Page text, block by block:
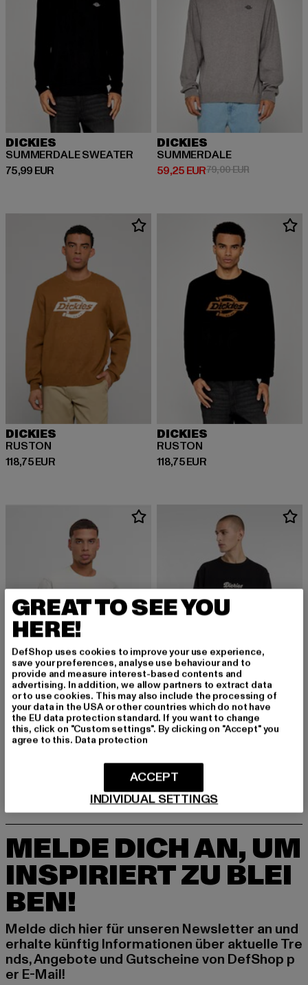
DICKIES
SUMMERDALE SWEATER
75,99 EUR
Derzeitiger Preis: 75,99 EUR
DICKIES
SUMMERDALE
59,25 EUR
Derzeitiger Preis: 59,25 EUR
79,00 EURAktionspreis:
DICKIES
RUSTON
118,75 EUR
Derzeitiger Preis: 118,75 EUR
DICKIES
RUSTON
118,75 EUR
Derzeitiger Preis: 118,75 EUR
DICKIES
Aitkin
DICKIES
Lewistown
95,99 EUR
Derzeitiger Preis: 95,99 EUR
MELDE DICH AN, UM
INSPIRIERT ZU BLEI
BEN!
Melde dich hier für unseren Newsletter an und
erhalte künftig Informationen über aktuelle Tre
nds, Angebote und Gutscheine von DefShop p
er E-Mail!
GREAT TO SEE YOU
HERE!
DefShop uses cookies to improve your use experience,
save your preferences, analyse use behaviour and to
provide and measure interest-based contents and
advertising. In addition, we allow partners to extract data
or to use cookies. This may also include the processing of
your data in the USA or other countries which do not have
the EU data protection standard. If you want to change
this, click on "Custom settings". By clicking on "Accept" you
agree to this. Data protection
INDIVIDUAL SETTINGS
ACCEPT